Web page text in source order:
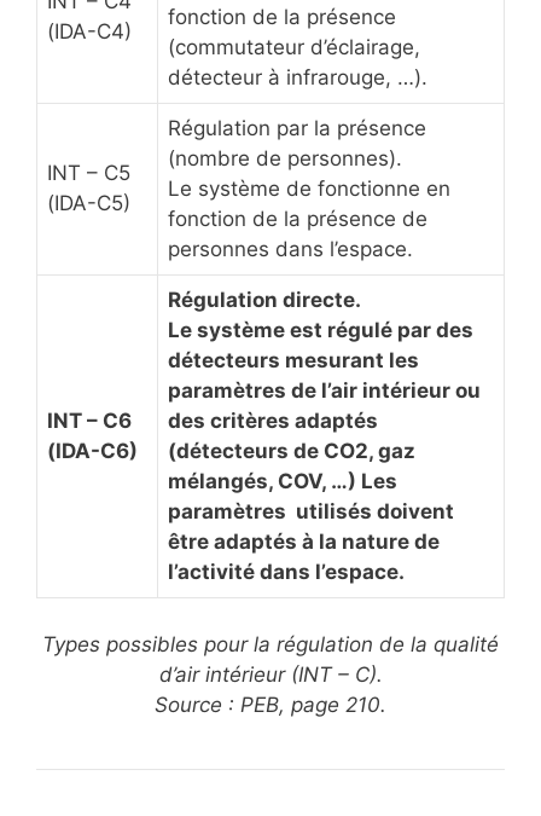
(IDA-C4)
fonction de la présence
(commutateur d’éclairage,
détecteur à infrarouge, …).
INT – C5
(IDA-C5)
Régulation par la présence
(nombre de personnes).
Le système de fonctionne en
fonction de la présence de
personnes dans l’espace.
INT – C6
(IDA-C6)
Régulation directe.
Le système est régulé par des
détecteurs mesurant les
paramètres de l’air intérieur ou
des critères adaptés
(détecteurs de CO2, gaz
mélangés, COV, …) Les
paramètres utilisés doivent
être adaptés à la nature de
l’activité dans l’espace.
Types possibles pour la régulation de la qualité
d’air intérieur (INT – C).
Source : PEB, page 210.